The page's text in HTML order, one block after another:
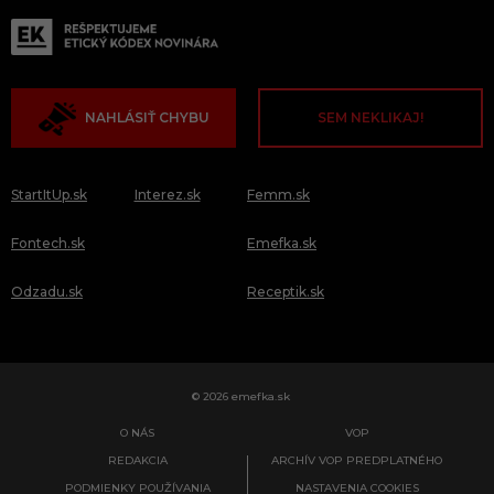
NAHLÁSIŤ CHYBU SEM NEKLIKAJ!
StartItUp.sk
Fontech.sk
Odzadu.sk
Interez.sk Femm.sk
Emefka.sk
Receptik.sk
© 2026 emefka.sk
O NÁS
REDAKCIA
PODMIENKY POUŽÍVANIA
VOP
ARCHÍV VOP PREDPLATNÉHO
NASTAVENIA COOKIES